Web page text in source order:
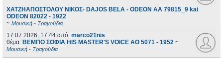
ΧΑΤΖΗΑΠΟΣΤΟΛΟΥ ΝΙΚΟΣ- DAJOS BELA - ODEON AA 79815_9 kai
ODEON 82022 - 1922
~ Μουσική - Τραγούδια
17.07.2026, 17:44 από: marco21nis
θέμα: ΒΕΜΠΟ ΣΟΦΙΑ HIS MASTER'S VOICE AO 5071 - 1952 ~
Μουσική - Τραγούδια